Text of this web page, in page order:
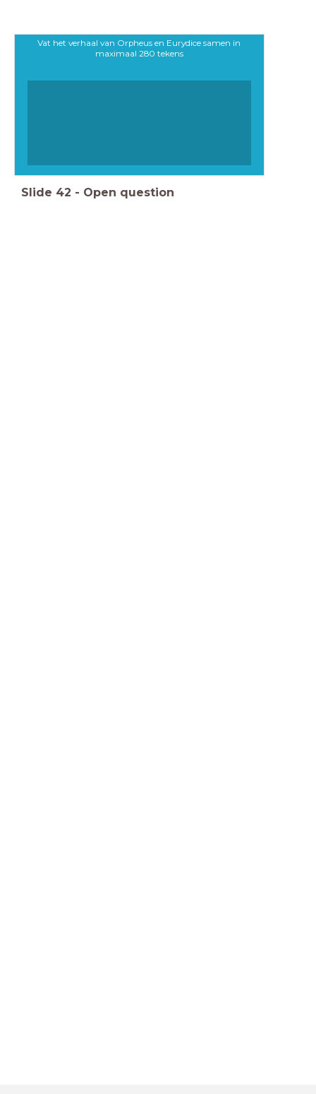
Vat het verhaal van Orpheus en Eurydice samen in
maximaal 280 tekens
Slide 42 - Open question